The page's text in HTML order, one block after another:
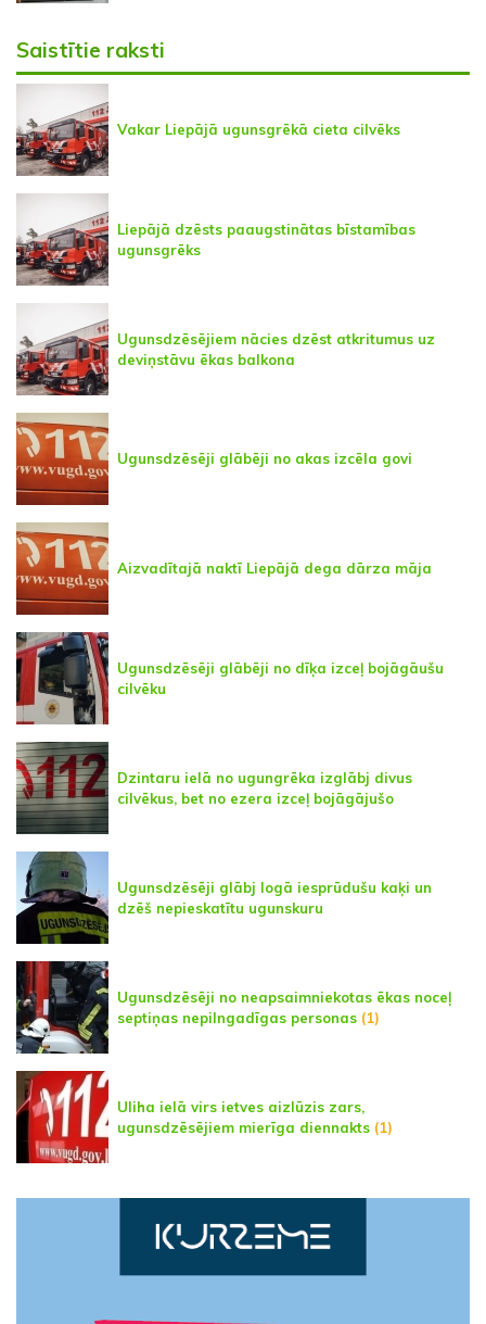
Saistītie raksti
Vakar Liepājā ugunsgrēkā cieta cilvēks
Liepājā dzēsts paaugstinātas bīstamības
ugunsgrēks
Ugunsdzēsējiem nācies dzēst atkritumus uz
deviņstāvu ēkas balkona
Ugunsdzēsēji glābēji no akas izcēla govi
Aizvadītajā naktī Liepājā dega dārza māja
Ugunsdzēsēji glābēji no dīķa izceļ bojāgāušu
cilvēku
Dzintaru ielā no ugungrēka izglābj divus
cilvēkus, bet no ezera izceļ bojāgājušo
Ugunsdzēsēji glābj logā iesprūdušu kaķi un
dzēš nepieskatītu ugunskuru
Ugunsdzēsēji no neapsaimniekotas ēkas noceļ
septiņas nepilngadīgas personas (1)
Uliha ielā virs ietves aizlūzis zars,
ugunsdzēsējiem mierīga diennakts (1)